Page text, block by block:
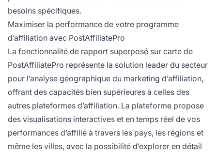
besoins spécifiques.
Maximiser la performance de votre programme
d’affiliation avec PostAffiliatePro
La fonctionnalité de rapport superposé sur carte de
PostAffiliatePro représente la solution leader du secteur
pour l’analyse géographique du marketing d’affiliation,
offrant des capacités bien supérieures à celles des
autres plateformes d’affiliation. La plateforme propose
des visualisations interactives et en temps réel de vos
performances d’affilié à travers les pays, les régions et
même les villes, avec la possibilité d’explorer en détail